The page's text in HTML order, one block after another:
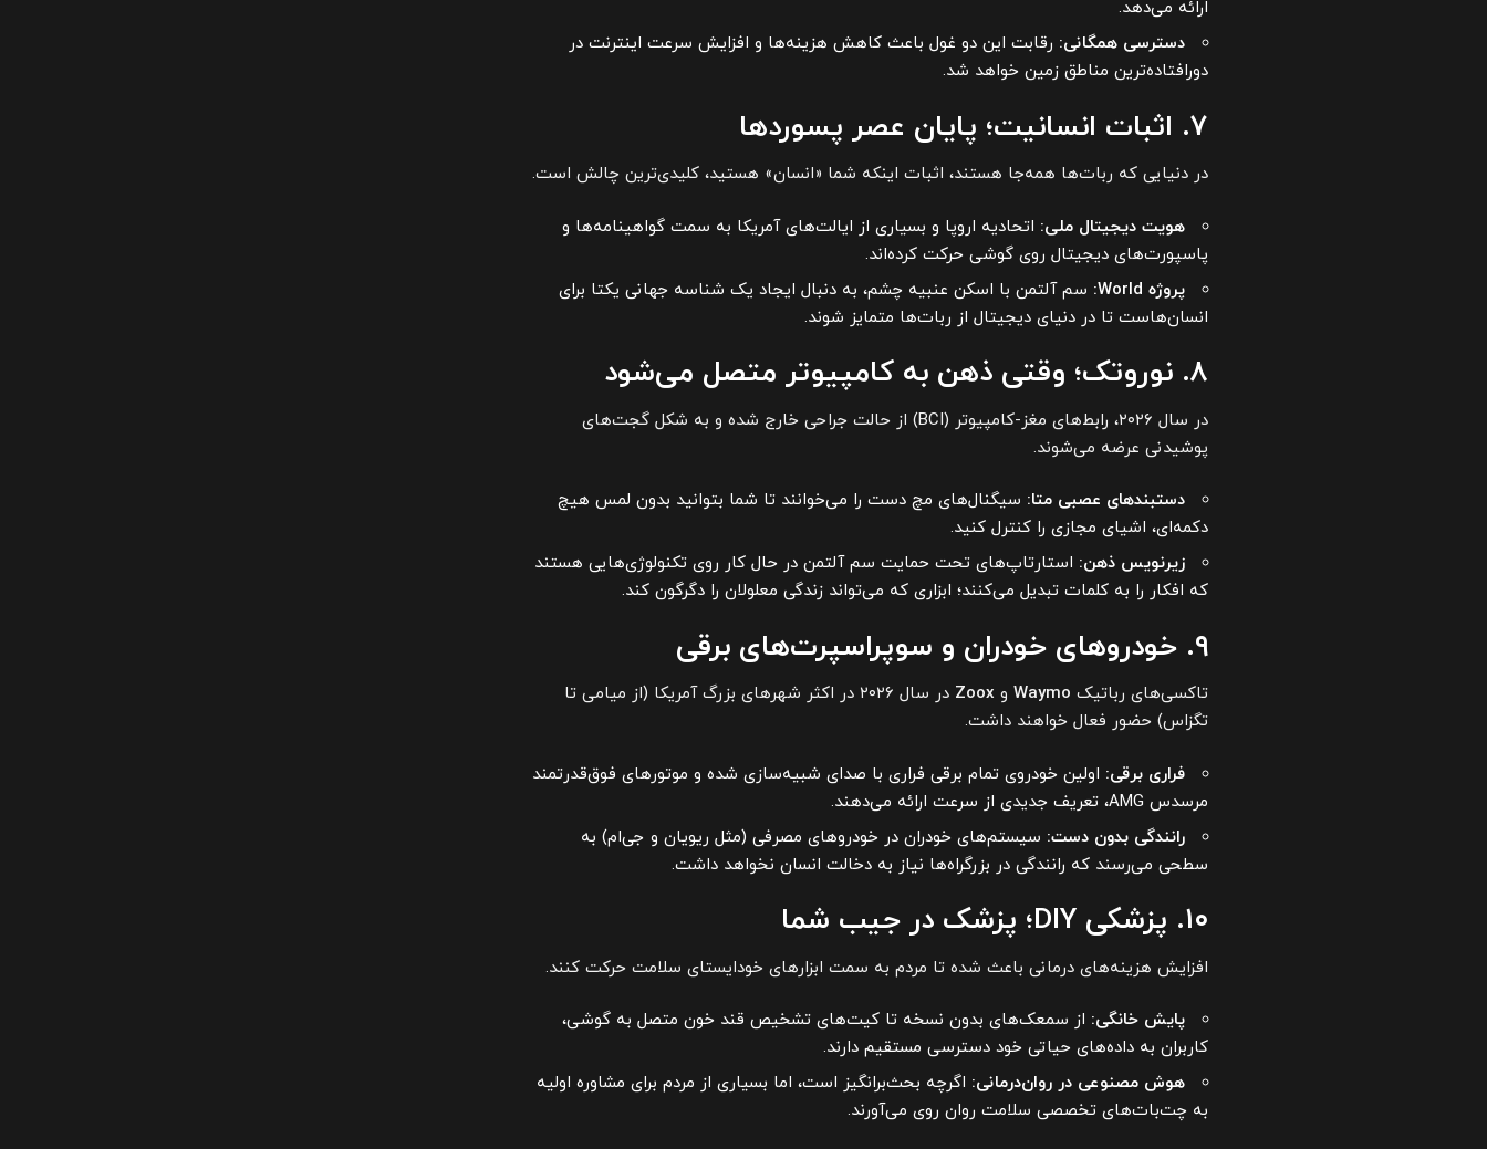
ارائه می‌دهد.
دسترسی همگانی: رقابت این دو غول باعث کاهش هزینه‌ها و افزایش سرعت اینترنت در
دورافتاده‌ترین مناطق زمین خواهد شد.
۷. اثبات انسانیت؛ پایان عصر پسوردها
در دنیایی که ربات‌ها همه‌جا هستند، اثبات اینکه شما «انسان» هستید، کلیدی‌ترین چالش است.
هویت دیجیتال ملی: اتحادیه اروپا و بسیاری از ایالت‌های آمریکا به سمت گواهینامه‌ها و
پاسپورت‌های دیجیتال روی گوشی حرکت کرده‌اند.
پروژه World:
سم آلتمن با اسکن عنبیه چشم، به دنبال ایجاد یک شناسه جهانی یکتا برای
انسان‌هاست تا در دنیای دیجیتال از ربات‌ها متمایز شوند.
۸. نوروتک؛ وقتی ذهن به کامپیوتر متصل می‌شود
در سال ۲۰۲۶، رابط‌های مغز-کامپیوتر (BCI) از حالت جراحی خارج شده و به شکل گجت‌های
پوشیدنی عرضه می‌شوند.
دستبندهای عصبی متا: سیگنال‌های مچ دست را می‌خوانند تا شما بتوانید بدون لمس هیچ
دکمه‌ای، اشیای مجازی را کنترل کنید.
زیرنویس ذهن: استارتاپ‌های تحت حمایت سم آلتمن در حال کار روی تکنولوژی‌هایی هستند
که افکار را به کلمات تبدیل می‌کنند؛ ابزاری که می‌تواند زندگی معلولان را دگرگون کند.
۹. خودروهای خودران و سوپراسپرت‌های برقی
تاکسی‌های رباتیک Waymo و Zoox
در سال ۲۰۲۶ در اکثر شهرهای بزرگ آمریکا (از میامی تا
تگزاس) حضور فعال خواهند داشت.
فراری برقی: اولین خودروی تمام برقی فراری با صدای شبیه‌سازی شده و موتورهای فوق‌قدرتمند
مرسدس AMG، تعریف جدیدی از سرعت ارائه می‌دهند.
رانندگی بدون دست: سیستم‌های خودران در خودروهای مصرفی (مثل ریویان و جی‌ام) به
سطحی می‌رسند که رانندگی در بزرگراه‌ها نیاز به دخالت انسان نخواهد داشت.
۱۰. پزشکی DIY؛ پزشک در جیب شما
افزایش هزینه‌های درمانی باعث شده تا مردم به سمت ابزارهای خودایستای سلامت حرکت کنند.
پایش خانگی: از سمعک‌های بدون نسخه تا کیت‌های تشخیص قند خون متصل به گوشی،
کاربران به داده‌های حیاتی خود دسترسی مستقیم دارند.
هوش مصنوعی در روان‌درمانی: اگرچه بحث‌برانگیز است، اما بسیاری از مردم برای مشاوره اولیه
به چت‌بات‌های تخصصی سلامت روان روی می‌آورند.